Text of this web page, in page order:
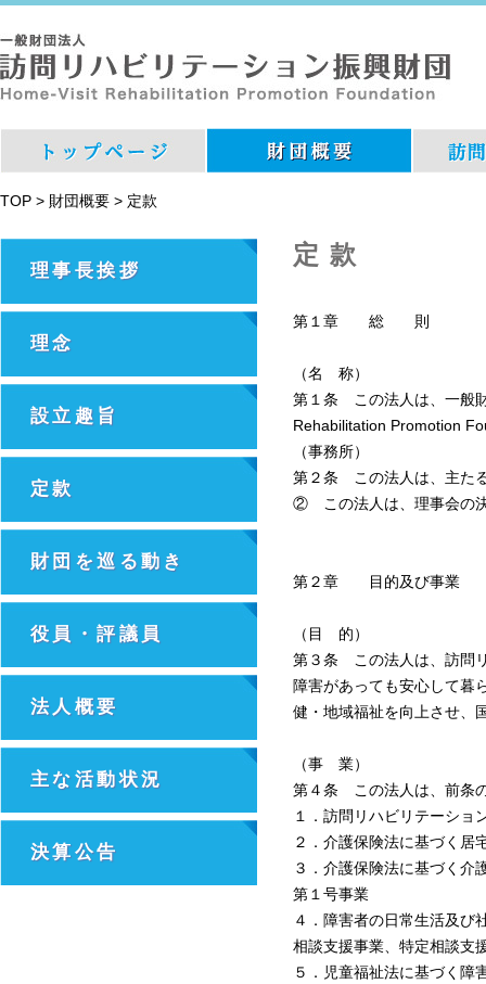
TOP > 財団概要 > 定款
定款
第１章 総 則
（名 称）
第１条 この法人は、一般
Rehabilitation Promotion
（事務所）
第２条 この法人は、主た
② この法人は、理事会の決
第２章 目的及び事業
（目 的）
第３条 この法人は、訪問
障害があっても安心して暮
健・地域福祉を向上させ、
（事 業）
第４条 この法人は、前条
１．訪問リハビリテーショ
２．介護保険法に基づく居
３．介護保険法に基づく介
第１号事業
４．障害者の日常生活及び
相談支援事業、特定相談支
５．児童福祉法に基づく障
理事長挨拶
理念
設立趣旨
定款
財団を巡る動き
役員・評議員
法人概要
主な活動状況
決算公告